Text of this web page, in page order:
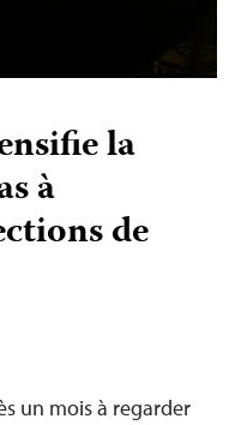
la
à
de
un mois à regarder